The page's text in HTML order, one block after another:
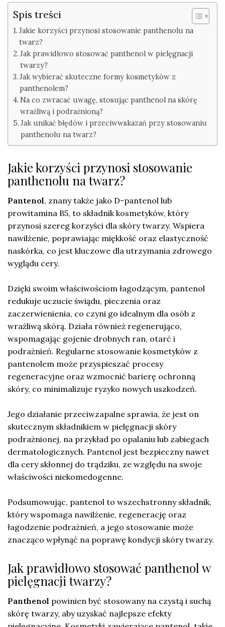
Spis treści
Jakie korzyści przynosi stosowanie panthenolu na
twarz?
Jak prawidłowo stosować panthenol w pielęgnacji
twarzy?
Jak wybierać skuteczne formy kosmetyków z
panthenolem?
Na co zwracać uwagę, stosując panthenol na skórę
wrażliwą i podrażnioną?
Jak unikać błędów i przeciwwskazań przy stosowaniu
panthenolu na twarz?
Jakie korzyści przynosi stosowanie
panthenolu na twarz?
Pantenol, znany także jako D-pantenol lub
prowitamina B5, to składnik kosmetyków, który
przynosi szereg korzyści dla skóry twarzy. Wspiera
nawilżenie, poprawiając miękkość oraz elastyczność
naskórka, co jest kluczowe dla utrzymania zdrowego
wyglądu cery.
Dzięki swoim właściwościom łagodzącym, pantenol
redukuje uczucie świądu, pieczenia oraz
zaczerwienienia, co czyni go idealnym dla osób z
wrażliwą skórą. Działa również regenerująco,
wspomagając gojenie drobnych ran, otarć i
podrażnień. Regularne stosowanie kosmetyków z
pantenolem może przyspieszać procesy
regeneracyjne oraz wzmocnić barierę ochronną
skóry, co minimalizuje ryzyko nowych uszkodzeń.
Jego działanie przeciwzapalne sprawia, że jest on
skutecznym składnikiem w pielęgnacji skóry
podrażnionej, na przykład po opalaniu lub zabiegach
dermatologicznych. Pantenol jest bezpieczny nawet
dla cery skłonnej do trądziku, ze względu na swoje
właściwości niekomedogenne.
Podsumowując, pantenol to wszechstronny składnik,
który wspomaga nawilżenie, regenerację oraz
łagodzenie podrażnień, a jego stosowanie może
znacząco wpłynąć na poprawę kondycji skóry twarzy.
Jak prawidłowo stosować panthenol w
pielęgnacji twarzy?
Panthenol powinien być stosowany na czystą i suchą
skórę twarzy, aby uzyskać najlepsze efekty